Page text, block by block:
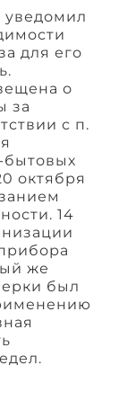
уведомил
для его
о
за
с п.
бытовых
октября
14
же
был